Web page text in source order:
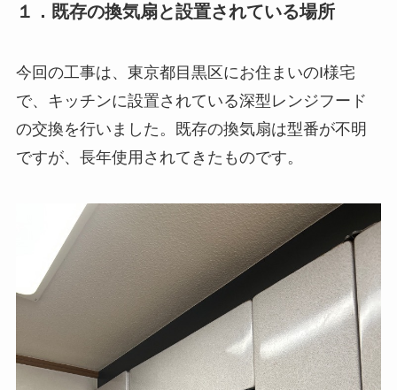
１．既存の換気扇と設置されている場所
今回の工事は、東京都目黒区にお住まいのI様宅
で、キッチンに設置されている深型レンジフード
の交換を行いました。既存の換気扇は型番が不明
ですが、長年使用されてきたものです。